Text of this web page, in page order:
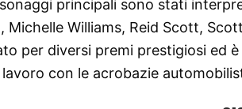
principali sono stati
Michelle Williams, Reid Scott,
per diversi premi prestigiosi ed
con le acrobazie